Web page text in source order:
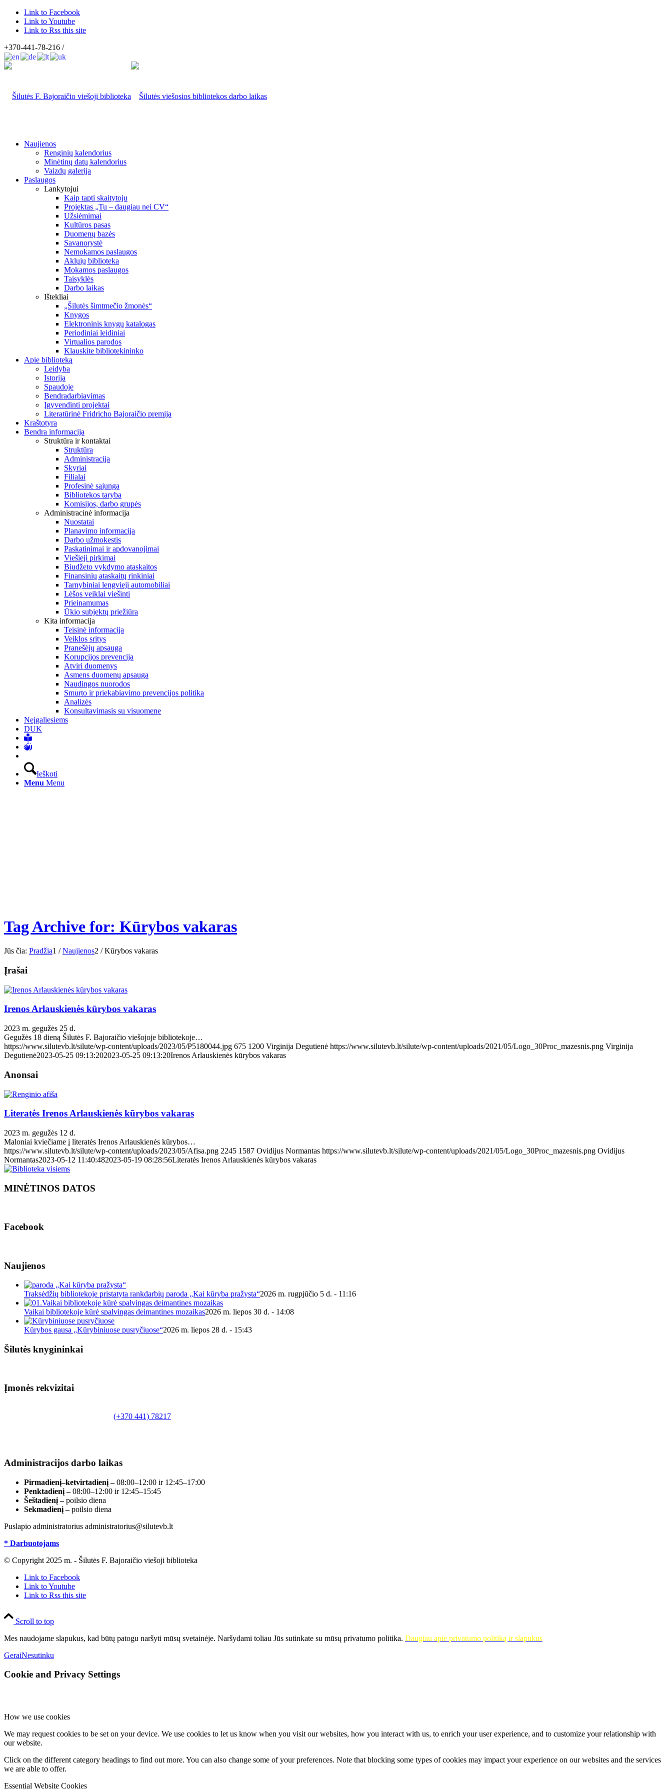
Link to Facebook
Link to Youtube
Link to Rss this site
+370-441-78-216 /
Naujienos
Renginių kalendorius
Minėtinų datų kalendorius
Vaizdų galerija
Paslaugos
Lankytojui
Kaip tapti skaitytoju
Projektas „Tu – daugiau nei CV“
Užsiėmimai
Kultūros pasas
Duomenų bazės
Savanorystė
Nemokamos paslaugos
Aklųjų biblioteka
Mokamos paslaugos
Taisyklės
Darbo laikas
Ištekliai
„Šilutės šimtmečio žmonės“
Knygos
Elektroninis knygų katalogas
Periodiniai leidiniai
Virtualios parodos
Klauskite bibliotekininko
Apie biblioteką
Leidyba
Istorija
Spaudoje
Bendradarbiavimas
Įgyvendinti projektai
Literatūrinė Fridricho Bajoraičio premija
Kraštotyra
Bendra informacija
Struktūra ir kontaktai
Struktūra
Administracija
Skyriai
Filialai
Profesinė sąjunga
Bibliotekos taryba
Komisijos, darbo grupės
Administracinė informacija
Nuostatai
Planavimo informacija
Darbo užmokestis
Paskatinimai ir apdovanojimai
Viešieji pirkimai
Biudžeto vykdymo ataskaitos
Finansinių ataskaitų rinkiniai
Tarnybiniai lengvieji automobiliai
Lėšos veiklai viešinti
Prieinamumas
Ūkio subjektų priežiūra
Kita informacija
Teisinė informacija
Veiklos sritys
Pranešėjų apsauga
Korupcijos prevencija
Atviri duomenys
Asmens duomenų apsauga
Naudingos nuorodos
Smurto ir priekabiavimo prevencijos politika
Analizės
Konsultavimasis su visuomene
Neįgaliesiems
DUK
Ieškoti
Menu Menu
Tag Archive for: Kūrybos vakaras
Jūs čia: Pradžia1 / Naujienos2 / Kūrybos vakaras
Įrašai
Irenos Arlauskienės kūrybos vakaras
2023 m. gegužės 25 d.
Gegužės 18 dieną Šilutės F. Bajoraičio viešojoje bibliotekoje…
https://www.silutevb.lt/silute/wp-content/uploads/2023/05/P5180044.jpg 675 1200 Virginija Degutienė https://www.silutevb.lt/silute/wp-content/uploads/2021/05/Logo_30Proc_mazesnis.png Virginija
Degutienė2023-05-25 09:13:202023-05-25 09:13:20Irenos Arlauskienės kūrybos vakaras
Anonsai
Literatės Irenos Arlauskienės kūrybos vakaras
2023 m. gegužės 12 d.
Maloniai kviečiame į literatės Irenos Arlauskienės kūrybos…
https://www.silutevb.lt/silute/wp-content/uploads/2023/05/Afisa.png 2245 1587 Ovidijus Normantas https://www.silutevb.lt/silute/wp-content/uploads/2021/05/Logo_30Proc_mazesnis.png Ovidijus
Normantas2023-05-12 11:40:482023-05-19 08:28:56Literatės Irenos Arlauskienės kūrybos vakaras
MINĖTINOS DATOS
Facebook
Naujienos
Traksėdžių bibliotekoje pristatyta rankdarbių paroda „Kai kūryba pražysta“2026 m. rugpjūčio 5 d. - 11:16
Vaikai bibliotekoje kūrė spalvingas deimantines mozaikas2026 m. liepos 30 d. - 14:08
Kūrybos gausa „Kūrybiniuose pusryčiuose“2026 m. liepos 28 d. - 15:43
Šilutės knygininkai
Įmonės rekvizitai
(+370 441) 78217
Administracijos darbo laikas
Pirmadienį–ketvirtadienį –08:00–12:00 ir 12:45–17:00
Penktadienį –08:00–12:00 ir 12:45–15:45
Šeštadienį –poilsio diena
Sekmadienį –poilsio diena
Puslapio administratorius administratorius@silutevb.lt
* Darbuotojams
© Copyright 2025 m. - Šilutės F. Bajoraičio viešoji biblioteka
Link to Facebook
Link to Youtube
Link to Rss this site
Scroll to top
Mes naudojame slapukus, kad būtų patogu naršyti mūsų svetainėje. Naršydami toliau Jūs sutinkate su mūsų privatumo politika. Daugiau apie privatumo politiką ir slapukus
GeraiNesutinku
Cookie and Privacy Settings
How we use cookies
We may request cookies to be set on your device. We use cookies to let us know when you visit our websites, how you interact with us, to enrich your user experience, and to customize your relationship with
our website.
Click on the different category headings to find out more. You can also change some of your preferences. Note that blocking some types of cookies may impact your experience on our websites and the services
we are able to offer.
Essential Website Cookies